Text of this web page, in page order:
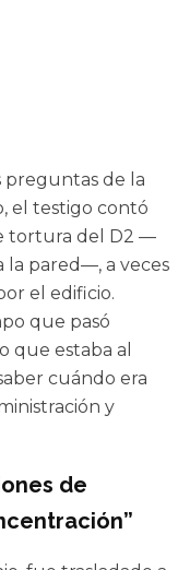
preguntas de la
el testigo contó
tortura del D2 —
la pared—, a veces
el edificio.
que pasó
que estaba al
cuándo era
y
de